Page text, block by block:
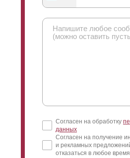
Согласен на обработку
данных
Согласен на получение
и рекламных
отказаться в любое